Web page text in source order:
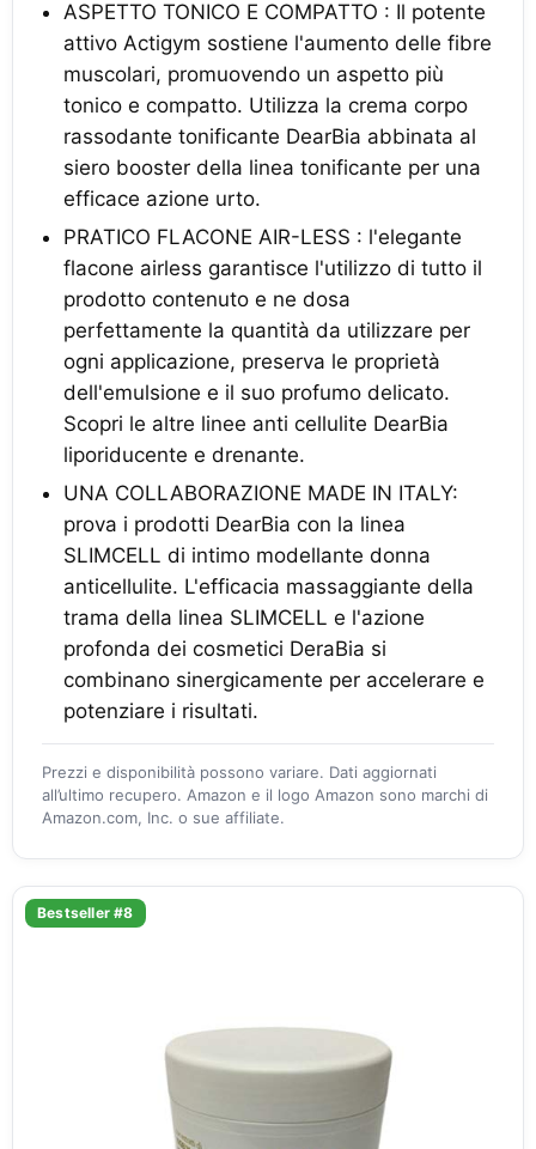
ASPETTO TONICO E COMPATTO : Il potente
attivo Actigym sostiene l'aumento delle fibre
muscolari, promuovendo un aspetto più
tonico e compatto. Utilizza la crema corpo
rassodante tonificante DearBia abbinata al
siero booster della linea tonificante per una
efficace azione urto.
PRATICO FLACONE AIR-LESS : l'elegante
flacone airless garantisce l'utilizzo di tutto il
prodotto contenuto e ne dosa
perfettamente la quantità da utilizzare per
ogni applicazione, preserva le proprietà
dell'emulsione e il suo profumo delicato.
Scopri le altre linee anti cellulite DearBia
liporiducente e drenante.
UNA COLLABORAZIONE MADE IN ITALY:
prova i prodotti DearBia con la linea
SLIMCELL di intimo modellante donna
anticellulite. L'efficacia massaggiante della
trama della linea SLIMCELL e l'azione
profonda dei cosmetici DeraBia si
combinano sinergicamente per accelerare e
potenziare i risultati.
Prezzi e disponibilità possono variare. Dati aggiornati
all’ultimo recupero. Amazon e il logo Amazon sono marchi di
Amazon.com, Inc. o sue affiliate.
Bestseller #8